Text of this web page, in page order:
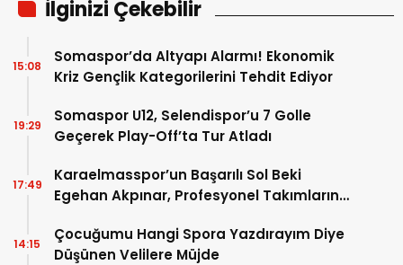
İlginizi Çekebilir
Somaspor’da Altyapı Alarmı! Ekonomik
Kriz Gençlik Kategorilerini Tehdit Ediyor
15:08
Somaspor U12, Selendispor’u 7 Golle
Geçerek Play-Off’ta Tur Atladı
19:29
Karaelmasspor’un Başarılı Sol Beki
Egehan Akpınar, Profesyonel Takımların
17:49
Çocuğumu Hangi Spora Yazdırayım Diye
Düşünen Velilere Müjde
14:15